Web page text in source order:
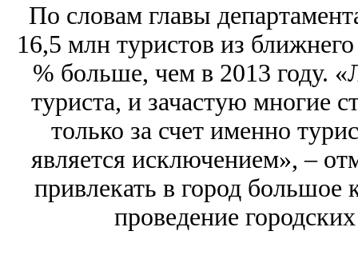
По словам главы
16,5 млн туристов из
% больше, чем в 2013 году.
туриста, и зачастую многие
только за счет именно
является исключением», ‒
привлекать в город большое
проведение